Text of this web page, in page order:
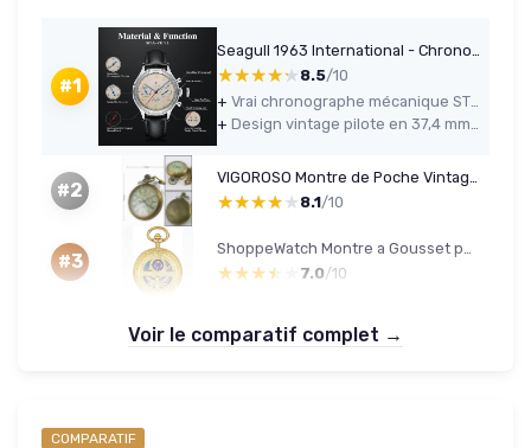
#1 ★★★★★
★★★★★ 8.5/10
+
+
#2 ★★★★★
★★★★★ 8.1/10
#3 ★★★★★
★★★★★ 7.0/10
Voir le comparatif complet →
COMPARATIF